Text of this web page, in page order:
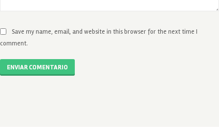
Save my name, email, and website in this browser for the next time I
comment.
ENVIAR COMENTARIO